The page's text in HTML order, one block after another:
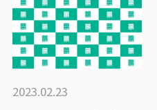
2023.02.23